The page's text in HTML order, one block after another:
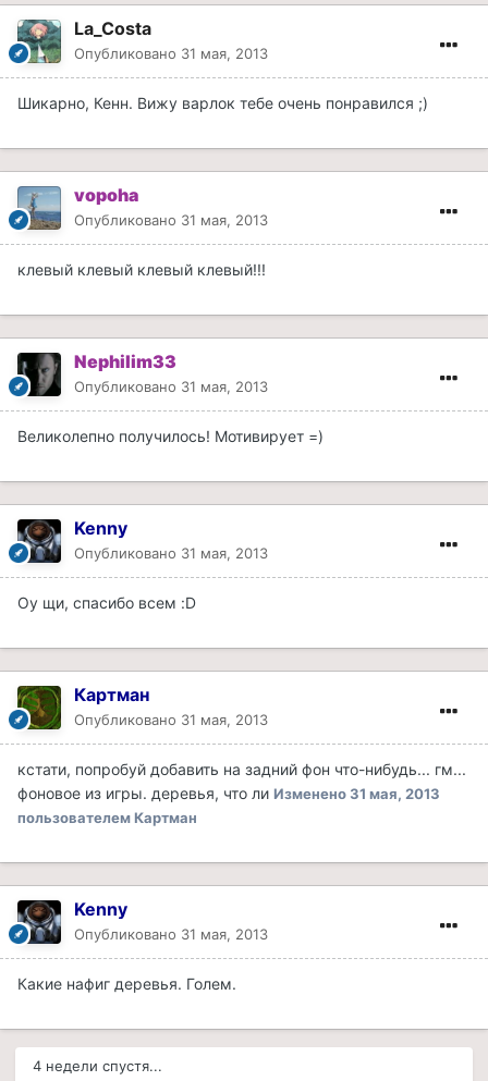
La_Costa
Опубликовано 31 мая, 2013
Шикарно, Кенн. Вижу варлок тебе очень понравился ;)
vopoha
Опубликовано 31 мая, 2013
клевый клевый клевый клевый!!!
Nephilim33
Опубликовано 31 мая, 2013
Великолепно получилось! Мотивирует =)
Kenny
Опубликовано 31 мая, 2013
Оу щи, спасибо всем :D
Картман
Опубликовано 31 мая, 2013
кстати, попробуй добавить на задний фон что-нибудь... гм...
фоновое из игры. деревья, что ли Изменено31 мая, 2013
пользователем Картман
Kenny
Опубликовано 31 мая, 2013
Какие нафиг деревья. Голем.
4 недели спустя...